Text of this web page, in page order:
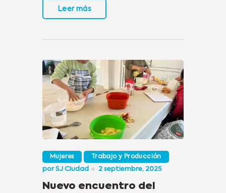
Leer más
Mujeres Trabajo y Producción
porSJ Ciudad 2 septiembre, 2025
Nuevo encuentro del